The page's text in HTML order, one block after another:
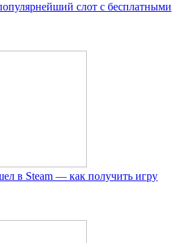
слот с бесплатными
в Steam — как получить игру